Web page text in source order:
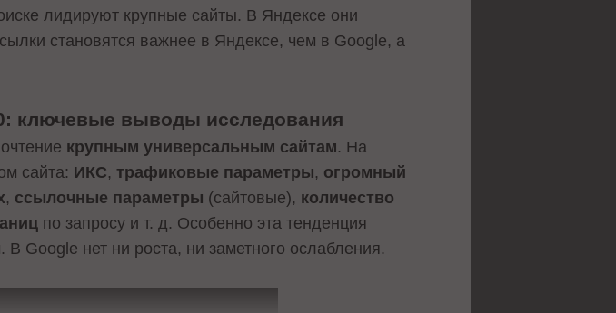
лидируют крупные сайты. В Яндексе они
становятся важнее в Яндексе, чем в Google, а
ключевые выводы исследования
крупным универсальным сайтам. На
сайта: ИКС,трафиковые параметры, огромный
, ссылочные параметры (сайтовые), количество
по запросу и т. д. Особенно эта тенденция
Google нет ни роста, ни заметного ослабления.